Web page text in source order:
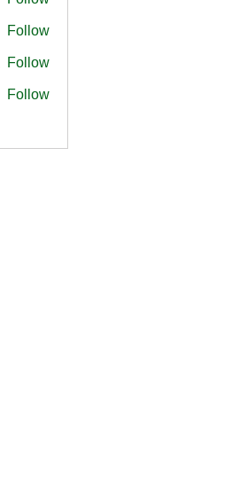
Follow
Follow
Follow